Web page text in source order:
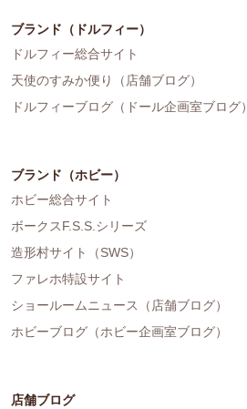
ブランド（ドルフィー）
ドルフィー総合サイト
天使のすみか便り（店舗ブログ）
ドルフィーブログ（ドール企画室ブログ）
ブランド（ホビー）
ホビー総合サイト
ボークスF.S.S.シリーズ
造形村サイト（SWS）
ファレホ特設サイト
ショールームニュース（店舗ブログ）
ホビーブログ（ホビー企画室ブログ）
店舗ブログ